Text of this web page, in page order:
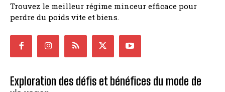
Trouvez le meilleur régime minceur efficace pour
perdre du poids vite et biens.
Exploration des défis et bénéfices du mode de